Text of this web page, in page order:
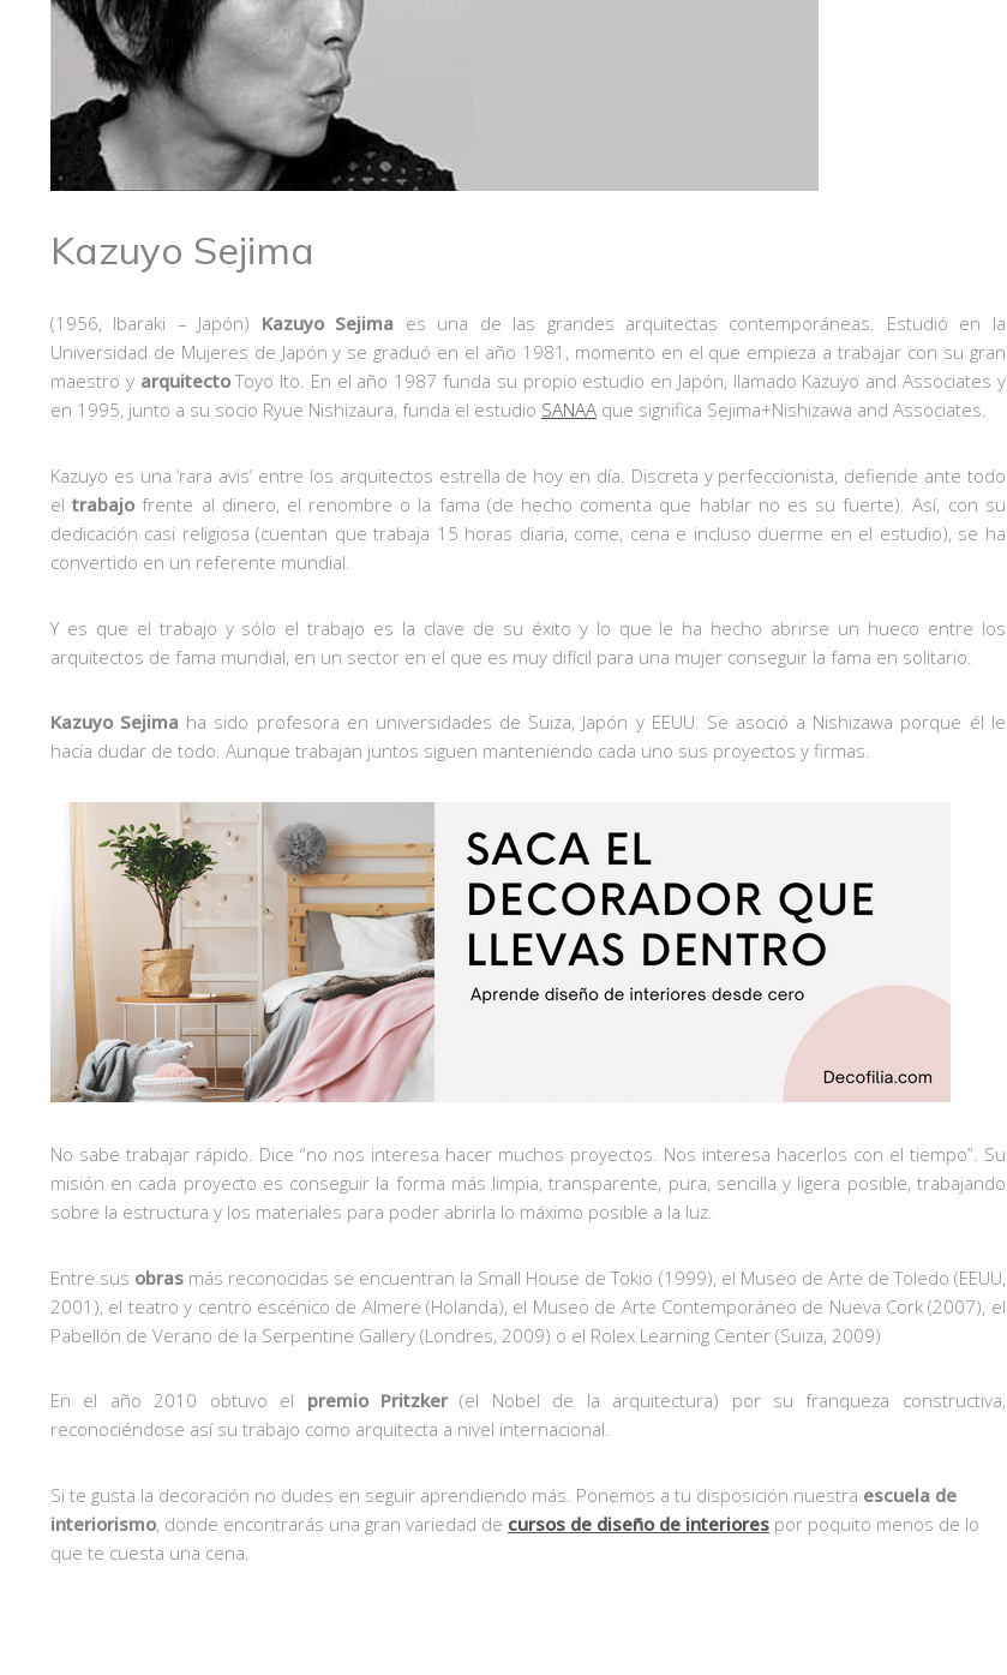
Kazuyo Sejima
(1956, Ibaraki – Japón) Kazuyo Sejima es una de las grandes arquitectas contemporáneas. Estudió en la
Universidad de Mujeres de Japón y se graduó en el año 1981, momento en el que empieza a trabajar con su gran
maestro y arquitectoToyo Ito. En el año 1987 funda su propio estudio en Japón, llamado Kazuyo and Associates y
en 1995, junto a su socio Ryue Nishizaura, funda el estudio SANAA que significa Sejima+Nishizawa and Associates.
Kazuyo es una ‘rara avis’ entre los arquitectos estrella de hoy en día. Discreta y perfeccionista, defiende ante todo
eltrabajo frente al dinero, el renombre o la fama (de hecho comenta que hablar no es su fuerte). Así, con su
dedicación casi religiosa (cuentan que trabaja 15 horas diaria, come, cena e incluso duerme en el estudio), se ha
convertido en un referente mundial.
Y es que el trabajo y sólo el trabajo es la clave de su éxito y lo que le ha hecho abrirse un hueco entre los
arquitectos de fama mundial, en un sector en el que es muy difícil para una mujer conseguir la fama en solitario.
Kazuyo Sejima ha sido profesora en universidades de Suiza, Japón y EEUU. Se asoció a Nishizawa porque él le
hacía dudar de todo. Aunque trabajan juntos siguen manteniendo cada uno sus proyectos y firmas.
No sabe trabajar rápido. Dice “no nos interesa hacer muchos proyectos. Nos interesa hacerlos con el tiempo”. Su
misión en cada proyecto es conseguir la forma más limpia, transparente, pura, sencilla y ligera posible, trabajando
sobre la estructura y los materiales para poder abrirla lo máximo posible a la luz.
Entre sus obras más reconocidas se encuentran la Small House de Tokio (1999), el Museo de Arte de Toledo (EEUU,
2001), el teatro y centro escénico de Almere (Holanda), el Museo de Arte Contemporáneo de Nueva Cork (2007), el
Pabellón de Verano de la Serpentine Gallery (Londres, 2009) o el Rolex Learning Center (Suiza, 2009)
En el año 2010 obtuvo el premio Pritzker(el Nobel de la arquitectura) por su franqueza constructiva,
reconociéndose así su trabajo como arquitecta a nivel internacional.
Si te gusta la decoración no dudes en seguir aprendiendo más. Ponemos a tu disposición nuestra escuela de
interiorismo, donde encontrarás una gran variedad de cursos de diseño de interiores por poquito menos de lo
que te cuesta una cena.